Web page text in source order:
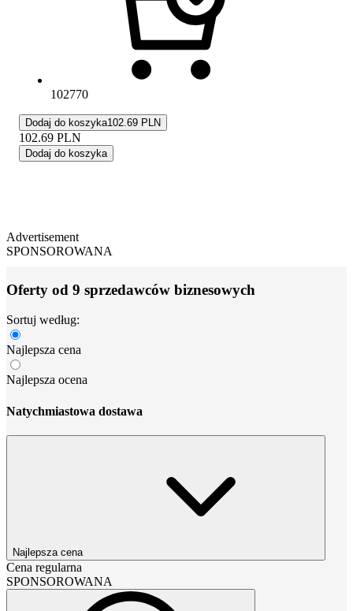
102770
Dodaj do koszyka102.69 PLN
102.69 PLN
Dodaj do koszyka
Advertisement
SPONSOROWANA
Oferty od 9 sprzedawców biznesowych
Sortuj według:
Najlepsza cena
Najlepsza ocena
Natychmiastowa dostawa
Najlepsza cena
Cena regularna
SPONSOROWANA